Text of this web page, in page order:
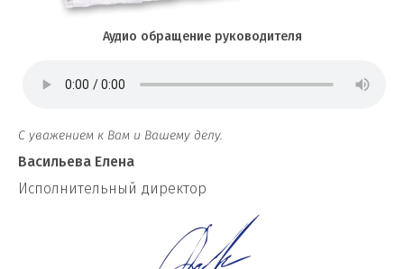
Аудио обращение руководителя
С уважением к Вам и Вашему делу.
Васильева Елена
И сполнительный директор